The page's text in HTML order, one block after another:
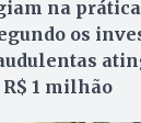
na
os
1 milhão